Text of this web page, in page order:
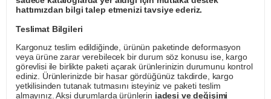
hattımızdan bilgi talep etmenizi tavsiye ederiz.
Teslimat Bilgileri
Kargonuz teslim edildiğinde, ürünün paketinde deformasyon
veya ürüne zarar verebilecek bir durum söz konusu ise, kargo
görevlisi ile birlikte paketi açarak ürünlerinizin durumunu kontrol
ediniz. Ürünlerinizde bir hasar gördüğünüz takdirde, kargo
yetkilisinden tutanak tutmasını isteyiniz ve paketi teslim
almayınız. Aksi durumlarda ürünlerin iadesi ve değişimi